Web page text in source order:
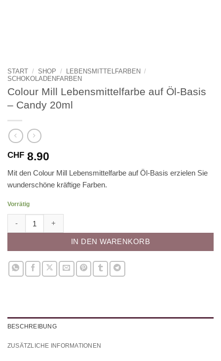
START / SHOP / LEBENSMITTELFARBEN
/
SCHOKOLADENFARBEN
Colour Mill Lebensmittelfarbe auf Öl-Basis
– Candy 20ml
CHF 8.90
Mit den Colour Mill Lebensmittelfarbe auf Öl-Basis erzielen Sie
wunderschöne kräftige Farben.
Vorrätig
IN DEN WARENKORB
BESCHREIBUNG
ZUSÄTZLICHE INFORMATIONEN